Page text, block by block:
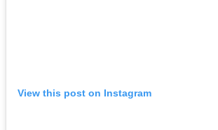
View this post on Instagram